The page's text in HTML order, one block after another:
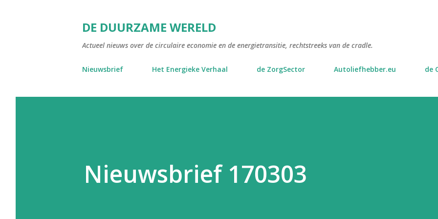
DE DUURZAME WERELD
Actueel nieuws over de circulaire economie en de energietransitie, rechtstreeks van de cradle.
Nieuwsbrief Het Energieke Verhaal de ZorgSector Autoliefhebber.eu de
Nieuwsbrief 170303